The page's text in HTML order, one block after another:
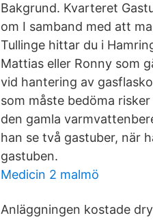
Bakgrund. Kvarteret
om I samband med att
Tullinge hittar du i
Mattias eller Ronny som
vid hantering av
som måste bedöma
den gamla
han se två gastuber, när
gastuben.
Medicin 2 malmö
Anläggningen kostade